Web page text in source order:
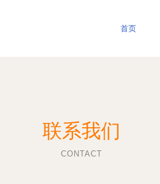
首页
联系我们
CONTACT